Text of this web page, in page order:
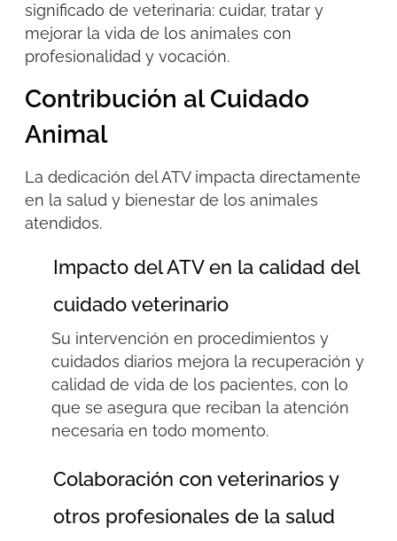
significado de veterinaria: cuidar, tratar y
mejorar la vida de los animales con
profesionalidad y vocación.
Contribución al Cuidado
Animal
La dedicación del ATV impacta directamente
en la salud y bienestar de los animales
atendidos.
Impacto del ATV en la calidad del
cuidado veterinario
Su intervención en procedimientos y
cuidados diarios mejora la recuperación y
calidad de vida de los pacientes, con lo
que se asegura que reciban la atención
necesaria en todo momento.
Colaboración con veterinarios y
otros profesionales de la salud